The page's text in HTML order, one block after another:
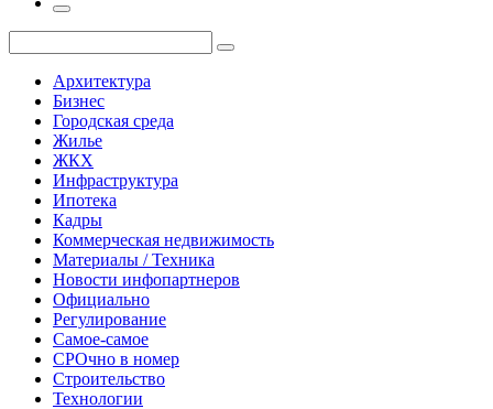
Архитектура
Бизнес
Городская среда
Жилье
ЖКХ
Инфраструктура
Ипотека
Кадры
Коммерческая недвижимость
Материалы / Техника
Новости инфопартнеров
Официально
Регулирование
Самое-самое
СРОчно в номер
Строительство
Технологии